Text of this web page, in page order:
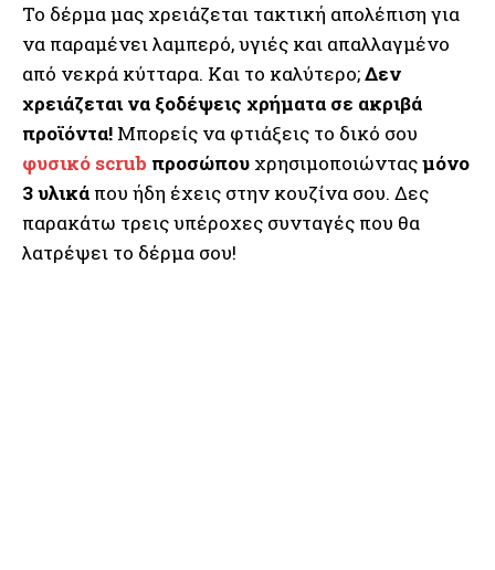
Το δέρμα μας χρειάζεται τακτική απολέπιση για
να παραμένει λαμπερό, υγιές και απαλλαγμένο
από νεκρά κύτταρα. Και το καλύτερο;Δεν
χρειάζεται να ξοδέψεις χρήματα σε ακριβά
προϊόντα! Μπορείς να φτιάξεις το δικό σου
φυσικό scrub προσώπου χρησιμοποιώνταςμόνο
3 υλικά που ήδη έχεις στην κουζίνα σου. Δες
παρακάτω τρεις υπέροχες συνταγές που θα
λατρέψει το δέρμα σου!